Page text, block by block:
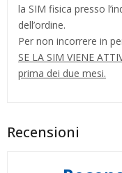
la SIM fisica presso
dell’ordine.
Per non incorrere in
SE LA SIM VIENE
prima dei due mesi.
Recensioni